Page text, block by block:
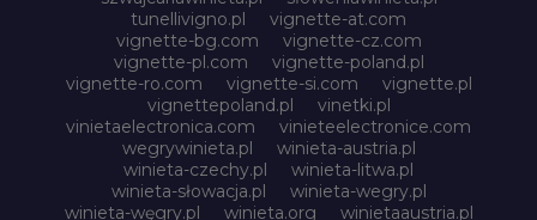
tunellivigno.pl
vignette-at.com
vignette-bg.com
vignette-cz.com
vignette-pl.com
vignette-poland.pl
vignette-ro.com
vignette-si.com
vignette.pl
vignettepoland.pl
vinetki.pl
vinietaelectronica.com
vinieteelectronice.com
wegrywinieta.pl
winieta-austria.pl
winieta-czechy.pl
winieta-litwa.pl
winieta-słowacja.pl
winieta-wegry.pl
winieta-węgry.pl
winieta.org
winietaaustria.pl